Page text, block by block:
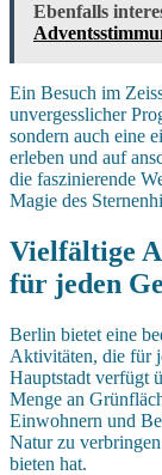
Ebenfalls
Ein Besuch im
unvergesslicher
sondern auch eine
erleben und auf
die faszinierende
Magie des
Vielfältige
für jeden
Berlin bietet eine
Aktivitäten, die für
Hauptstadt verfügt
Menge an
Einwohnern und
Natur zu
bieten hat.